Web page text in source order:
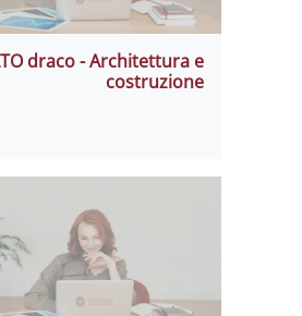
draco - Architettura e
costruzione